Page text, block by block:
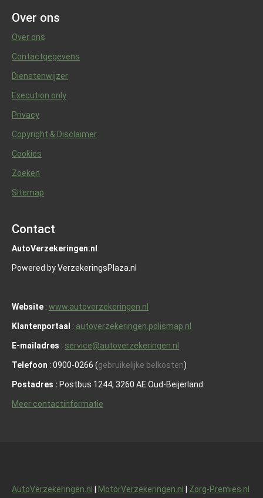
Over ons
Over ons
Contactgegevens
Dienstenwijzer
Execution only
Privacy
Copyright & Disclaimer
Cookies
Zoeken
Sitemap
Contact
AutoVerzekeringen.nl
Powered by VerzekeringsPlaza.nl
Website : www.autoverzekeringen.nl
Klantenportaal : autoverzekeringen.polismap.nl
E-mailadres : service@autoverzekeringen.nl
Telefoon : 0900-0266 (gebruikelijke belkosten)
Postadres : Postbus 1244, 3260 AE Oud-Beijerland
Meer contactinformatie
AutoVerzekeringen.nl MotorVerzekeringen.nl
Zorg-Premies.nl